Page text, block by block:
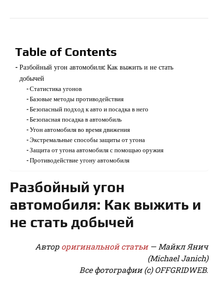
Table of Contents
Разбойный угон автомобиля: Как выжить и не стать
добычей
Статистика угонов
Базовые методы противодействия
Безопасный подход к авто и посадка в него
Безопасная посадка в автомобиль
Угон автомобиля во время движения
Экстремальные способы защиты от угона
Защита от угона автомобиля с помощью оружия
Противодействие угону автомобиля
Разбойный угон
автомобиля: Как выжить и
не стать добычей
Автор оригинальной статьи— Майкл Янич
(Michael Janich)
Все фотографии (с) OFFGRIDWEB.